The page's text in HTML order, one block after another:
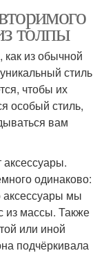
толпы
из обычной
стиль
чтобы их
особый стиль,
вам
одинаково:
аксессуары мы
из массы. Также
или иной
подчёркивала